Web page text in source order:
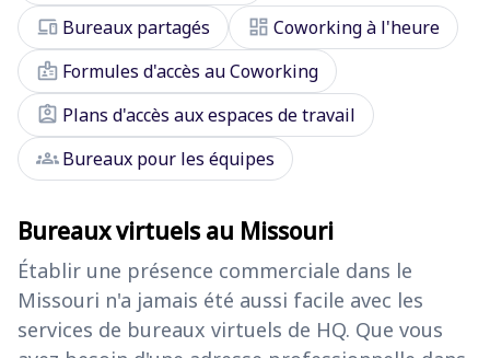
devices Bureaux partagés dashboard Coworking à l'heure
badge Formules d'accès au Coworking
assignment_ind Plans d'accès aux espaces de travail
groupsBureaux pour les équipes
Bureaux virtuels au Missouri
Établir une présence commerciale dans le
Missouri n'a jamais été aussi facile avec les
services de bureaux virtuels de HQ. Que vous